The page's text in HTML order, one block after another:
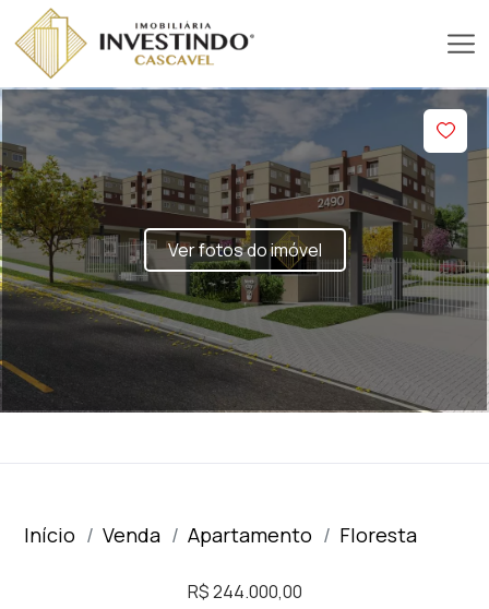
Ver fotos do imóvel
Início Venda Apartamento Floresta
R$ 244.000,00